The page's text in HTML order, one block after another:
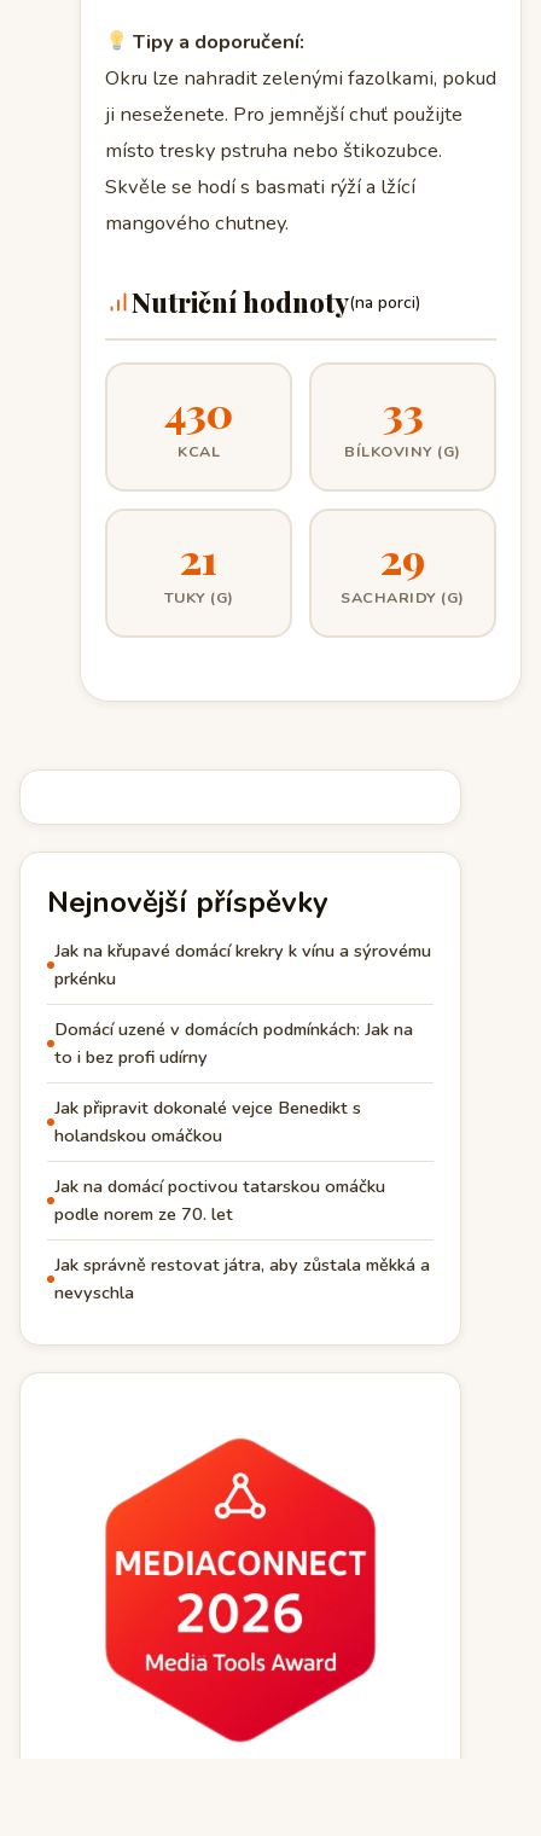
Tipy a doporučení:
Okru lze nahradit zelenými fazolkami, pokud
ji neseženete. Pro jemnější chuť použijte
místo tresky pstruha nebo štikozubce.
Skvěle se hodí s basmati rýží a lžící
mangového chutney.
Nutriční hodnoty(na porci)
430
KCAL
33
BÍLKOVINY (G)
21
TUKY (G)
29
SACHARIDY (G)
Nejnovější příspěvky
Jak na křupavé domácí krekry k vínu a sýrovému
prkénku
Domácí uzené v domácích podmínkách: Jak na
to i bez profi udírny
Jak připravit dokonalé vejce Benedikt s
holandskou omáčkou
Jak na domácí poctivou tatarskou omáčku
podle norem ze 70. let
Jak správně restovat játra, aby zůstala měkká a
nevyschla